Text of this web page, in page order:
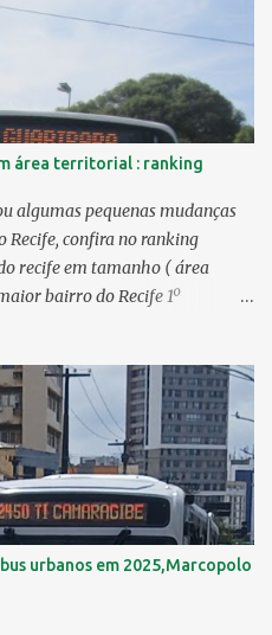
área territorial : ranking
algumas pequenas mudanças
Recife, confira no ranking
recife em tamanho ( área
bairro do Recife 1º
km² > no Censo 2010 : 7,53
2010 : 6,66 km² 7º Pina
9º Barro 4,54 km² 10º Iputinga
11º Cohab 4,33 km² > no
4,06 km² 13º Santo Amaro
Cordeiro 3,40 km² 16º São José
18...
urbanos em 2025,Marcopolo